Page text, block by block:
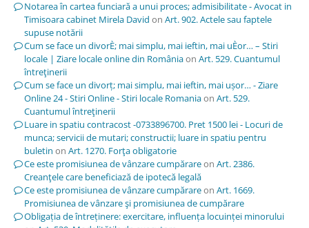
Notarea în cartea funciară a unui proces; admisibilitate - Avocat in
Timisoara cabinet Mirela David on Art. 902. Actele sau faptele
supuse notării
Cum se face un divorÈ; mai simplu, mai ieftin, mai uÈor… – Stiri
locale | Ziare locale online din Româniaon Art. 529. Cuantumul
întreţinerii
Cum se face un divorț; mai simplu, mai ieftin, mai ușor… - Ziare
Online 24 - Stiri Online - Stiri locale Romaniaon Art. 529.
Cuantumul întreţinerii
Luare in spatiu contracost -0733896700. Pret 1500 lei - Locuri de
munca; servicii de mutari; constructii; luare in spatiu pentru
buletin on Art. 1270. Forţa obligatorie
Ce este promisiunea de vânzare cumpărareon Art. 2386.
Creanţele care beneficiază de ipotecă legală
Ce este promisiunea de vânzare cumpărareon Art. 1669.
Promisiunea de vânzare şi promisiunea de cumpărare
Obligația de întreținere: exercitare, influența locuinței minorului